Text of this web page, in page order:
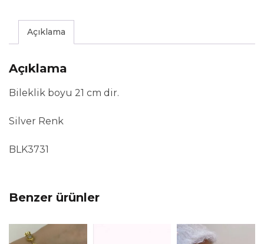
Açıklama
Açıklama
Bileklik boyu 21 cm dir.
Silver Renk
BLK3731
Benzer ürünler